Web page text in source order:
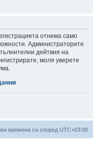
отнема само
Администраторите
дейтвия на
моля уверете
времена са според UTC+03:00